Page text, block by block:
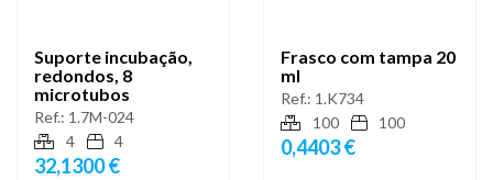
Suporte incubação,
redondos, 8
microtubos
Ref.: 1.7M-024
4
4
32,1300 €
Frasco com tampa 20
ml
Ref.: 1.K734
100
100
0,4403 €